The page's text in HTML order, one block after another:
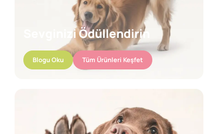
Sevginizi Ödüllendirin
Blogu Oku Tüm Ürünleri Keşfet